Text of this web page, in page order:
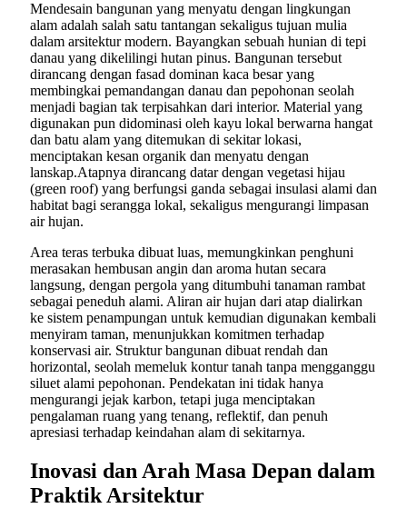
Mendesain bangunan yang menyatu dengan lingkungan
alam adalah salah satu tantangan sekaligus tujuan mulia
dalam arsitektur modern. Bayangkan sebuah hunian di tepi
danau yang dikelilingi hutan pinus. Bangunan tersebut
dirancang dengan fasad dominan kaca besar yang
membingkai pemandangan danau dan pepohonan seolah
menjadi bagian tak terpisahkan dari interior. Material yang
digunakan pun didominasi oleh kayu lokal berwarna hangat
dan batu alam yang ditemukan di sekitar lokasi,
menciptakan kesan organik dan menyatu dengan
lanskap.Atapnya dirancang datar dengan vegetasi hijau
(green roof) yang berfungsi ganda sebagai insulasi alami dan
habitat bagi serangga lokal, sekaligus mengurangi limpasan
air hujan.
Area teras terbuka dibuat luas, memungkinkan penghuni
merasakan hembusan angin dan aroma hutan secara
langsung, dengan pergola yang ditumbuhi tanaman rambat
sebagai peneduh alami. Aliran air hujan dari atap dialirkan
ke sistem penampungan untuk kemudian digunakan kembali
menyiram taman, menunjukkan komitmen terhadap
konservasi air. Struktur bangunan dibuat rendah dan
horizontal, seolah memeluk kontur tanah tanpa mengganggu
siluet alami pepohonan. Pendekatan ini tidak hanya
mengurangi jejak karbon, tetapi juga menciptakan
pengalaman ruang yang tenang, reflektif, dan penuh
apresiasi terhadap keindahan alam di sekitarnya.
Inovasi dan Arah Masa Depan dalam
Praktik Arsitektur